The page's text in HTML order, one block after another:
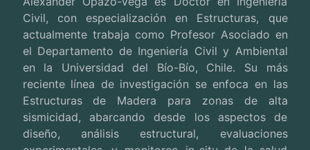
Civil, con especialización en Estructuras, que
actualmente trabaja como Profesor Asociado en
el Departamento de Ingeniería Civil y Ambiental
en la Universidad del Bío-Bío, Chile. Su más
reciente línea de investigación se enfoca en las
Estructuras de Madera para zonas de alta
sismicidad, abarcando desde los aspectos de
diseño, análisis estructural, evaluaciones